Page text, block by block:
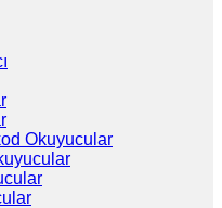
Okuyucular